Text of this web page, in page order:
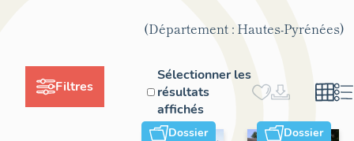
Filtres
(Département : Hautes-Pyrénées)
Sélectionner les
résultats
affichés
Dossier Dossier